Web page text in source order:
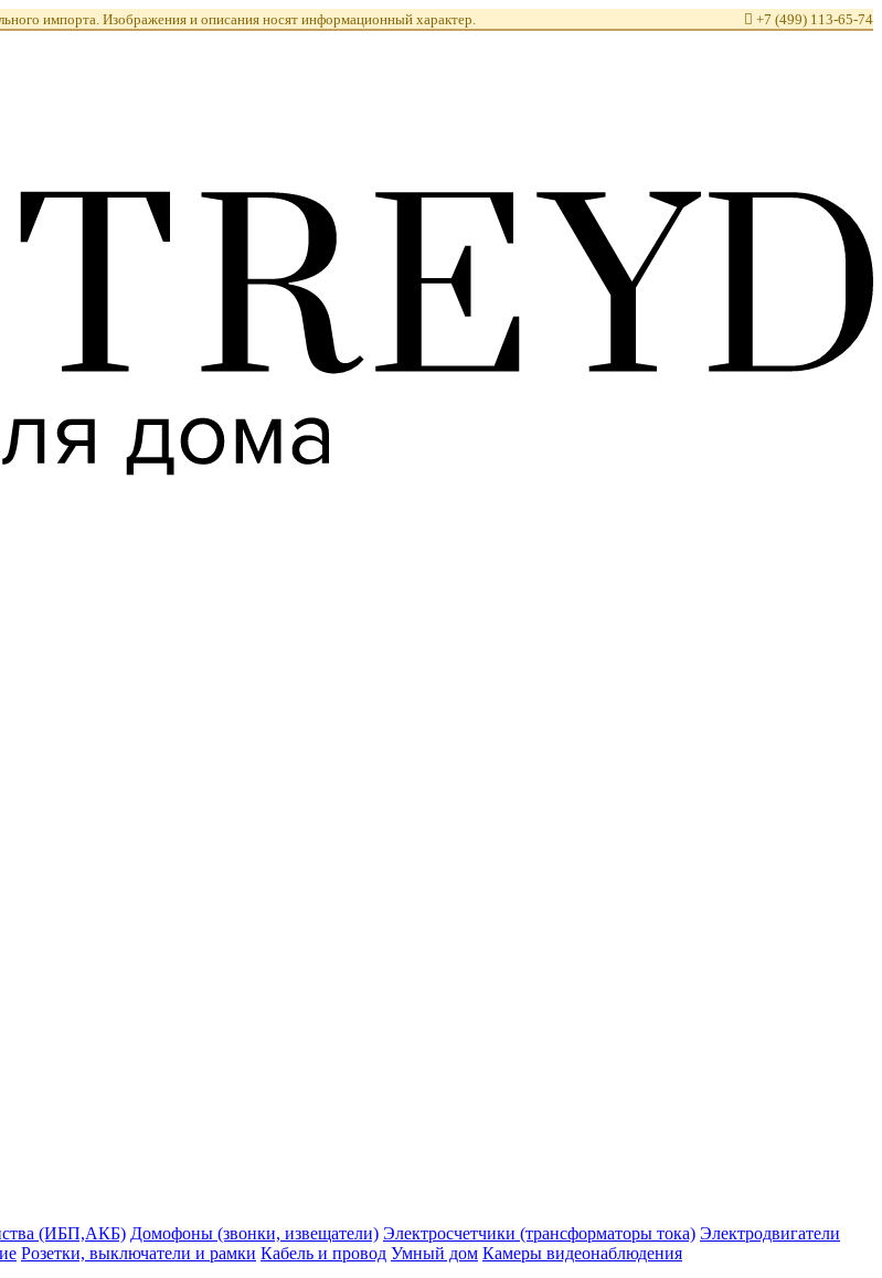
импорта. Изображения и описания носят информационный характер.  +7 (499) 113-65-74
(ИБП,АКБ) Домофоны (звонки, извещатели) Электросчетчики (трансформаторы тока) Электродвигатели
Розетки, выключатели и рамки Кабель и провод Умный дом Камеры видеонаблюдения